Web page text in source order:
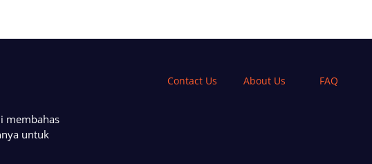
membahas
untuk
Contact Us About Us FAQ